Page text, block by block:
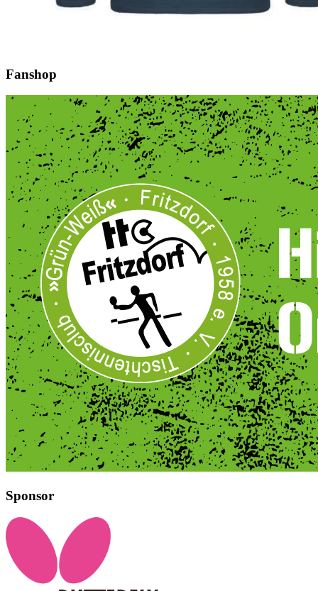
Fanshop
Sponsor